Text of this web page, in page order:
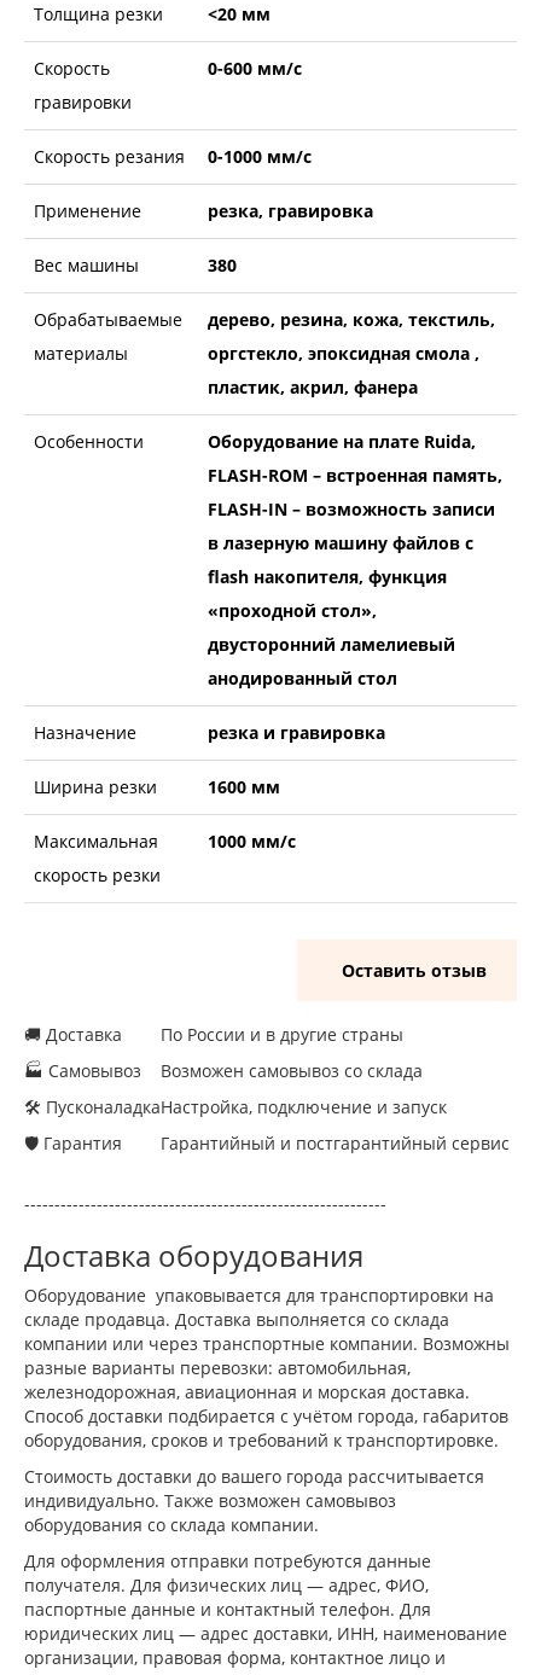
Толщина резки <20 мм
Скорость
гравировки
0-600 мм/с
Скорость резания 0-1000 мм/с
Применение резка, гравировка
Вес машины 380
Обрабатываемые
материалы
дерево, резина, кожа, текстиль,
оргстекло, эпоксидная смола ,
пластик, акрил, фанера
Особенности
Оборудование на плате Ruida,
FLASH-ROM – встроенная память,
FLASH-IN – возможность записи
в лазерную машину файлов с
flash накопителя, функция
«проходной стол»,
двусторонний ламелиевый
анодированный стол
Назначение резка и гравировка
Ширина резки 1600 мм
Максимальная
скорость резки
1000 мм/с
Оставить отзыв
🚚 Доставка
🏭 Самовывоз
🛠 Пусконаладка
🛡 Гарантия
По России и в другие страны
Возможен самовывоз со склада
Настройка, подключение и запуск
Гарантийный и постгарантийный сервис
------------------------------------------------------------
Доставка оборудования
Оборудование упаковывается для транспортировки на
складе продавца. Доставка выполняется со склада
компании или через транспортные компании. Возможны
разные варианты перевозки: автомобильная,
железнодорожная, авиационная и морская доставка.
Способ доставки подбирается с учётом города, габаритов
оборудования, сроков и требований к транспортировке.
Стоимость доставки до вашего города рассчитывается
индивидуально. Также возможен самовывоз
оборудования со склада компании.
Для оформления отправки потребуются данные
получателя. Для физических лиц — адрес, ФИО,
паспортные данные и контактный телефон. Для
юридических лиц — адрес доставки, ИНН, наименование
организации, правовая форма, контактное лицо и